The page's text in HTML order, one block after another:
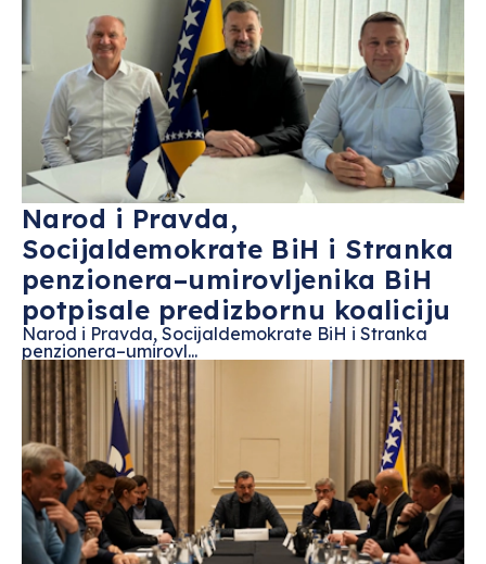
Narod i Pravda,
Socijaldemokrate BiH i Stranka
penzionera–umirovljenika BiH
potpisale predizbornu koaliciju
Narod i Pravda, Socijaldemokrate BiH i Stranka
penzionera–umirovl...